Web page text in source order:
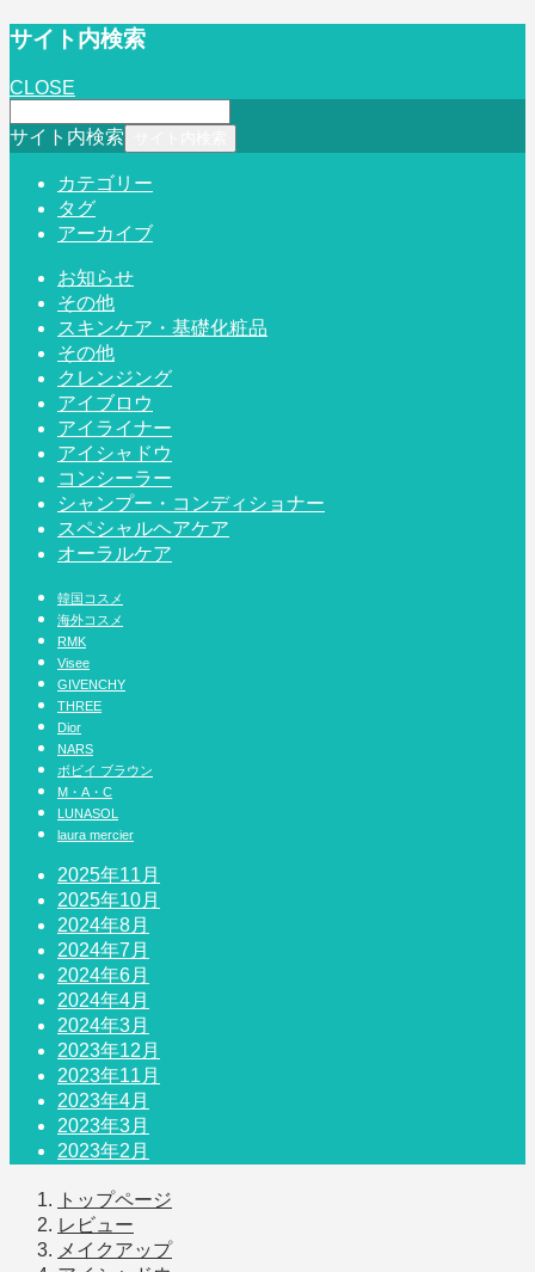
サイト内検索
CLOSE
サイト内検索
カテゴリー
タグ
アーカイブ
お知らせ
その他
スキンケア・基礎化粧品
その他
クレンジング
アイブロウ
アイライナー
アイシャドウ
コンシーラー
シャンプー・コンディショナー
スペシャルヘアケア
オーラルケア
韓国コスメ
海外コスメ
RMK
Visee
GIVENCHY
THREE
Dior
NARS
ボビイ ブラウン
M・A・C
LUNASOL
laura mercier
2025年11月
2025年10月
2024年8月
2024年7月
2024年6月
2024年4月
2024年3月
2023年12月
2023年11月
2023年4月
2023年3月
2023年2月
トップページ
レビュー
メイクアップ